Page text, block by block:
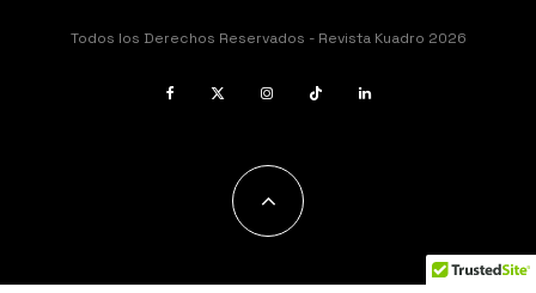
Todos los Derechos Reservados - Revista Kuadro 2026